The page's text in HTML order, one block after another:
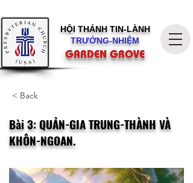
HỘI THÁNH TIN-LÀNH
TRƯỞNG-NHIỆM
GARDEN GROVE
< Back
Bài 3: QUẢN-GIA TRUNG-THÀNH VÀ
KHÔN-NGOAN.